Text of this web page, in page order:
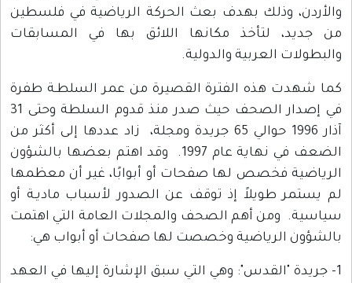
والأردن، وذلك بهدف بعث الحركة الرياضية في فلسطين
من جديد، لتأخذ مكانها اللائق بها في المسابقات
والبطولات العربية والدولية.
كما شهدت هذه الفترة القصيرة من عمر السلطـة طفرة
في إصدار الصحف حيث صدر منذ قدوم السلطة وحتى 31
آذار 1996 حوالي 65 جريدة ومجلة، زاد عددها إلى أكثر من
الضعف في نهاية عام 1997. وقد اهتم بعضها بالشؤون
الرياضية فخصص لها صفحات أو أبوابًا، غير أن معظمها
لم يستمر طويلاً إذ توقف عن الصدور لأسباب ماديـة أو
سياسية. ومن أهم الصحف والمجلات العامة التي اهتمت
بالشؤون الرياضية وخصصت لها صفحات أو أبواب هي:
1- جريدة "القدس": وهي التي سبق الإشارة إليها في العهد